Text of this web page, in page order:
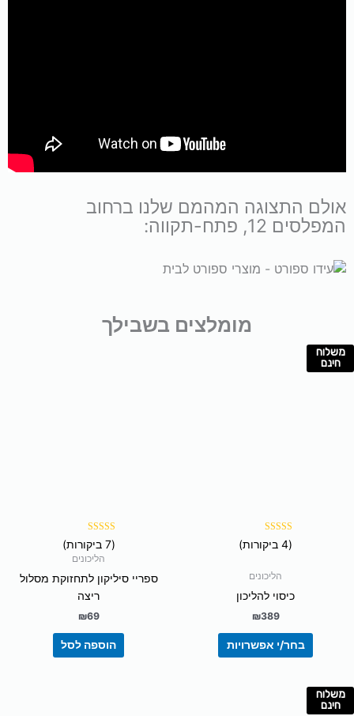
אולם התצוגה המהמם שלנו ברחוב
המפלסים 12, פתח-תקווה:
מומלצים בשבילך
משלוח
חינם
דורג
5.00
(4 ביקורות)
הליכונים
כיסוי להליכון
₪389
בחר/י אפשרויות
דורג
5.00
מתוך 5
(7 ביקורות)
הליכונים
ספריי סיליקון לתחזוקת מסלול
ריצה
₪69
הוספה לסל
משלוח
חינם